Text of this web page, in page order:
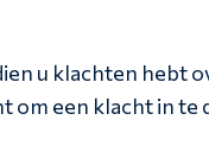
u klachten hebt
een klacht in